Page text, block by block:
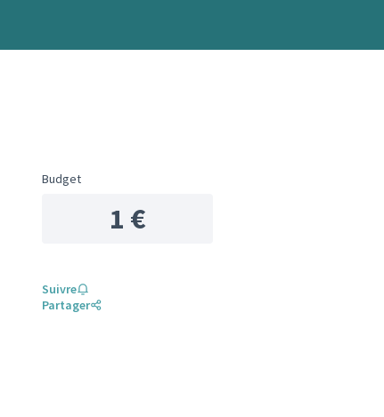
Budget
1 €
Suivre
Partager